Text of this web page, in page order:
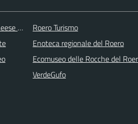
per i Servizi Idrici
Roero Turismo
Enoteca regionale del Roero
Ecomuseo delle Rocche del
VerdeGufo